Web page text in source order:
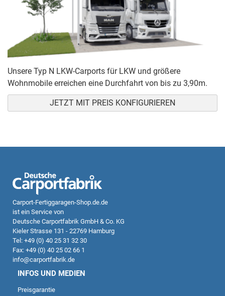
Unsere Typ N LKW-Carports für LKW und größere
Wohnmobile erreichen eine Durchfahrt von bis zu 3,90m.
JETZT MIT PREIS KONFIGURIEREN
Carport-Fertiggaragen-Shop.de.de
ist ein Service von
Deutsche Carportfabrik GmbH & Co. KG
Kieler Strasse 131 - 22769 Hamburg
Tel: +49 (0) 40 25 31 32 30
Fax: +49 (0) 40 25 02 66 1
info@carportfabrik.de
INFOS UND MEDIEN
Preisgarantie